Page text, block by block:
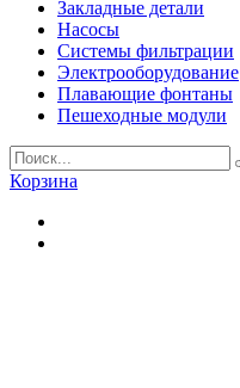
Закладные детали
Насосы
Системы фильтрации
Электрооборудование
Плавающие фонтаны
Пешеходные модули
Корзина